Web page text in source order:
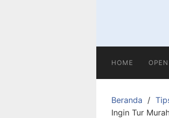
HOME
Beranda
Ingin Tur